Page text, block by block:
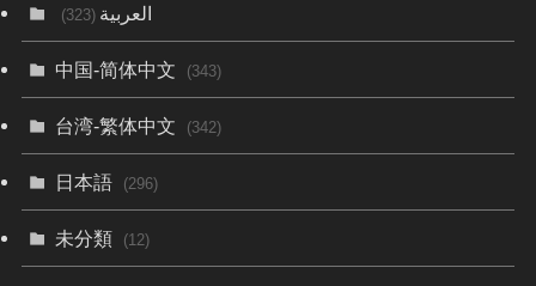
العربية(323)
中国-简体中文 (343)
台湾-繁体中文 (342)
日本語 (296)
未分類 (12)